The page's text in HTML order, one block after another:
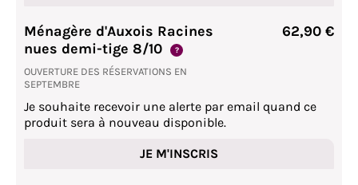
Ménagère d'Auxois Racines
nues demi-tige 8/10
?
OUVERTURE DES RÉSERVATIONS EN
SEPTEMBRE
62,90 €
Je souhaite recevoir une alerte par email quand ce
produit sera à nouveau disponible.
JE M'INSCRIS